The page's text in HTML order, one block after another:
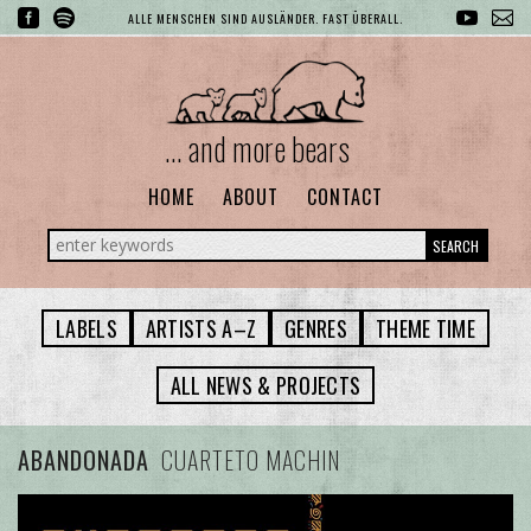
ALLE MENSCHEN SIND AUSLÄNDER. FAST ÜBERALL.
... and more bears
HOME ABOUT CONTACT
SEARCH
LABELS ARTISTS A–Z GENRES
THEME TIME
ALL NEWS & PROJECTS
ABANDONADA CUARTETO MACHIN